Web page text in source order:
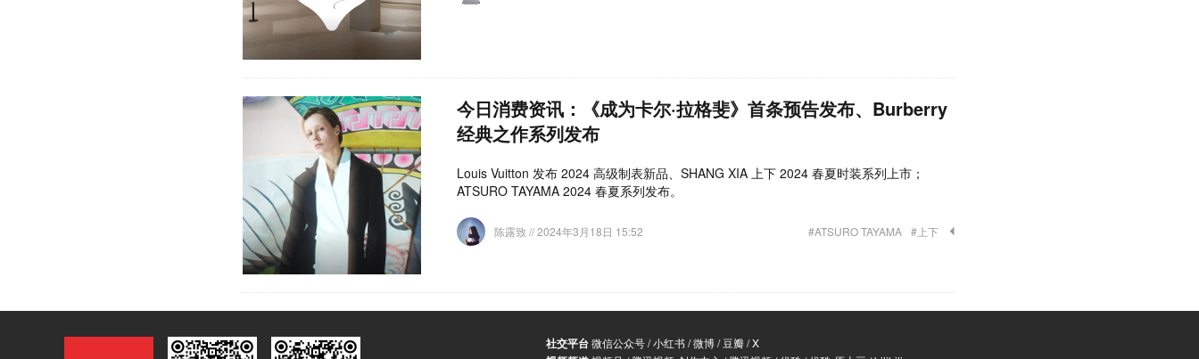
今日消费资讯：《成为卡尔·拉格斐》首条预告发布、Burberry
经典之作系列发布
Louis Vuitton 发布 2024 高级制表新品、SHANG XIA 上下 2024 春夏时装系列上市；
ATSURO TAYAMA 2024 春夏系列发布。
陈露致// 2024年3月18日 15:52 #ATSURO TAYAMA #上下
社交平台微信公众号/小红书/微博/豆瓣/X